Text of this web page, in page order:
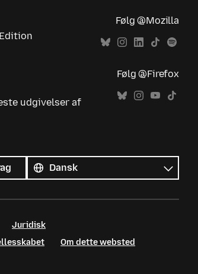
udgivelser af
Følg @Mozilla
Følg @Firefox
sprog
Sprog
Juridisk
Om dette websted